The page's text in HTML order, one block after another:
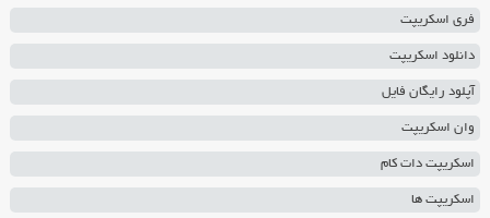
فری اسکریپت
دانلود اسکریپت
آپلود رایگان فایل
وان اسکریپت
اسکریپت دات کام
اسکریپت ها